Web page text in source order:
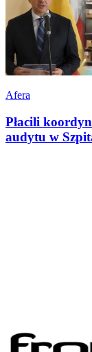
Afera
Płacili
audytu w